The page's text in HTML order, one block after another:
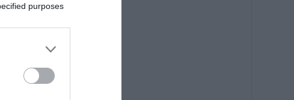
purposes